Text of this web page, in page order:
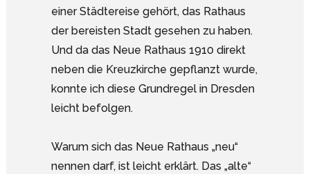
einer Städtereise gehört, das Rathaus
der bereisten Stadt gesehen zu haben.
Und da das Neue Rathaus 1910 direkt
neben die Kreuzkirche gepflanzt wurde,
konnte ich diese Grundregel in Dresden
leicht befolgen.
Warum sich das Neue Rathaus „neu“
nennen darf, ist leicht erklärt. Das „alte“